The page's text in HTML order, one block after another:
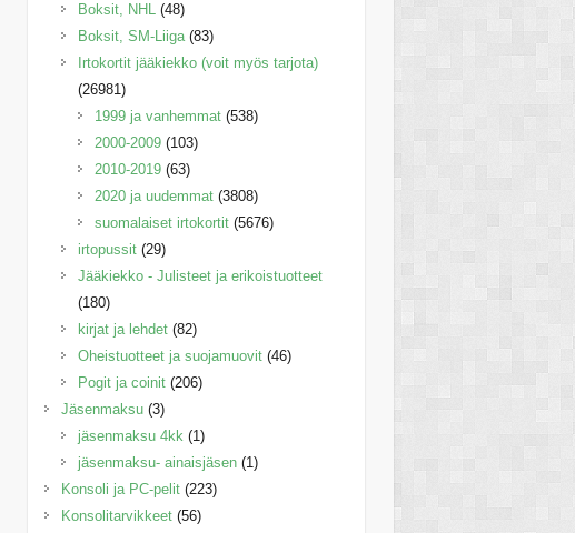
Boksit, NHL (48)
Boksit, SM-Liiga (83)
Irtokortit jääkiekko (voit myös tarjota)
(26981)
1999 ja vanhemmat (538)
2000-2009 (103)
2010-2019 (63)
2020 ja uudemmat (3808)
suomalaiset irtokortit (5676)
irtopussit (29)
Jääkiekko - Julisteet ja erikoistuotteet
(180)
kirjat ja lehdet (82)
Oheistuotteet ja suojamuovit (46)
Pogit ja coinit (206)
Jäsenmaksu (3)
jäsenmaksu 4kk (1)
jäsenmaksu- ainaisjäsen (1)
Konsoli ja PC-pelit (223)
Konsolitarvikkeet (56)